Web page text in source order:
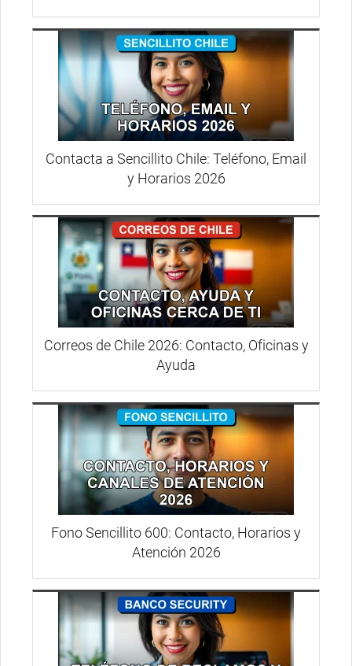
Contacta a Sencillito Chile: Teléfono, Email
y Horarios 2026
Correos de Chile 2026: Contacto, Oficinas y
Ayuda
Fono Sencillito 600: Contacto, Horarios y
Atención 2026